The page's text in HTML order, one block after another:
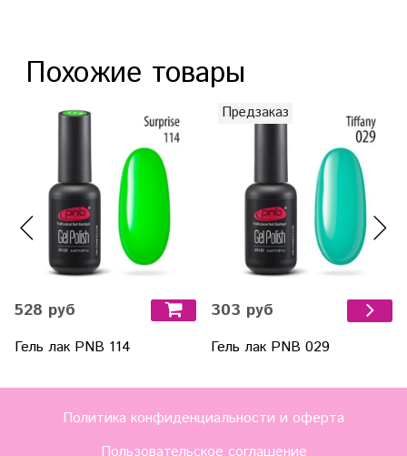
Похожие товары
528 руб
Гель лак PNB 114
Предзаказ
303 руб
Гель лак PNB 029
Политика конфиденциальности и оферта